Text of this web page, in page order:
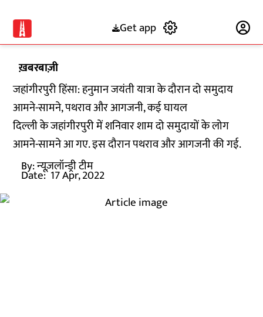
Get app
ख़बरबाज़ी
जहांगीरपुरी हिंसा: हनुमान जयंती यात्रा के दौरान दो समुदाय
आमने-सामने, पथराव और आगजनी, कई घायल
दिल्ली के जहांगीरपुरी में शनिवार शाम दो समुदायों के लोग
आमने-सामने आ गए. इस दौरान पथराव और आगजनी की गई.
By:न्यूज़लॉन्ड्री टीम
Date: 17 Apr, 2022